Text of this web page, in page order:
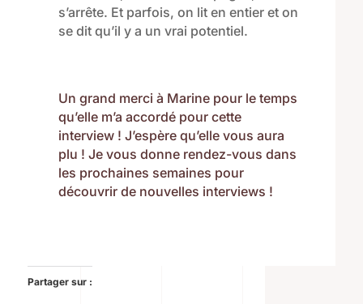
s’arrête. Et parfois, on lit en entier et on
se dit qu’il y a un vrai potentiel.
Un grand merci à Marine pour le temps
qu’elle m’a accordé pour cette
interview ! J’espère qu’elle vous aura
plu ! Je vous donne rendez-vous dans
les prochaines semaines pour
découvrir de nouvelles interviews !
Partager sur :